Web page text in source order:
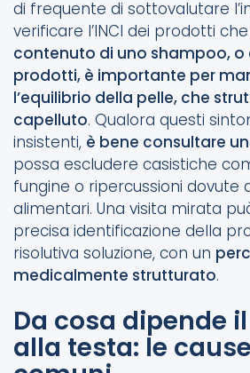
di frequente di sottovalutare
verificare l’INCI dei prodotti
contenuto di uno shampoo, o
prodotti, è importante per
l’equilibrio della pelle, che
capelluto. Qualora questi
insistenti, è bene consultare
possa escludere casistiche
fungine o ripercussioni dovute
alimentari. Una visita mirata
precisa identificazione della
risolutiva soluzione, con un
medicalmente strutturato.
Da cosa dipende
alla testa: le